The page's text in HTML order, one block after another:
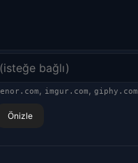
, imgur.com , giphy.com
Önizle